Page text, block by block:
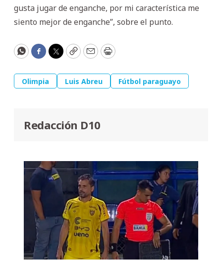
gusta jugar de enganche, por mi característica me
siento mejor de enganche”, sobre el punto.
WhatsApp
Facebook
Twitter
CopyEmailPrint
Olimpia Luis Abreu Fútbol paraguayo
Redacción D10